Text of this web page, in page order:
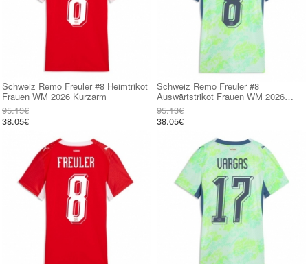
Schweiz Remo Freuler #8 Heimtrikot
Frauen WM 2026 Kurzarm
95.13€
38.05€
Schweiz Remo Freuler #8
Auswärtstrikot Frauen WM 2026
Kurzarm
95.13€
38.05€